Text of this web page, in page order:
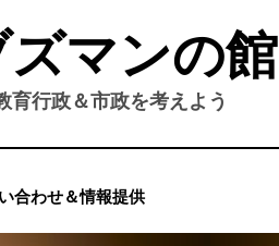
マンの館
育行政＆市政を考えよう
合わせ＆情報提供